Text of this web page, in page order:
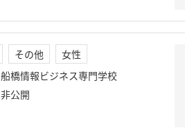
その他
女性
船橋情報ビジネス専門学校
非公開